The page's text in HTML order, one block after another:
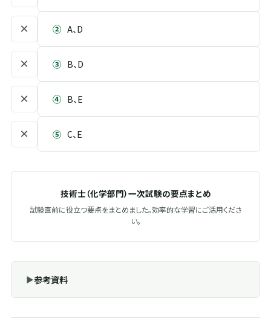
× ② A、D
× ③ B、D
× ④ B、E
× ⑤ C、E
技術士（化学部門）一次試験の要点まとめ
試験直前に役立つ要点をまとめました。効率的な学習にご活用くださ
い。
参考資料